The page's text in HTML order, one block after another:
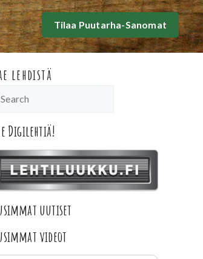
Tilaa Puutarha-Sanomat
lehdistä
Digilehtiä!
uutiset
videot